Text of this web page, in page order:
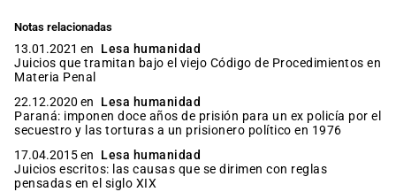
Notas relacionadas
13.01.2021 en
Lesa humanidad
Juicios que tramitan bajo el viejo Código de Procedimientos en
Materia Penal
22.12.2020 en
Lesa humanidad
Paraná: imponen doce años de prisión para un ex policía por el
secuestro y las torturas a un prisionero político en 1976
17.04.2015 en
Lesa humanidad
Juicios escritos: las causas que se dirimen con reglas
pensadas en el siglo XIX